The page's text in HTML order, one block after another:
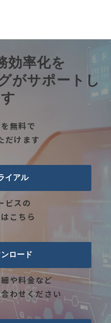
効率化を
がサポートし
無料で
だけます
イアル
ビスの
こちら
ロード
や料金など
わせください